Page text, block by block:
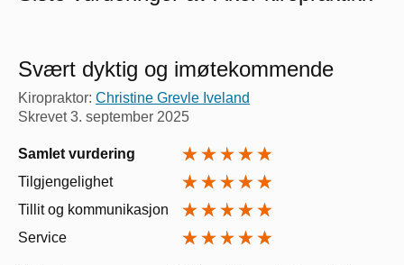
Svært dyktig og imøtekommende
Kiropraktor: Christine Grevle Iveland
Skrevet3. september 2025
Samlet vurdering
Tilgjengelighet
Tillit og kommunikasjon
Service